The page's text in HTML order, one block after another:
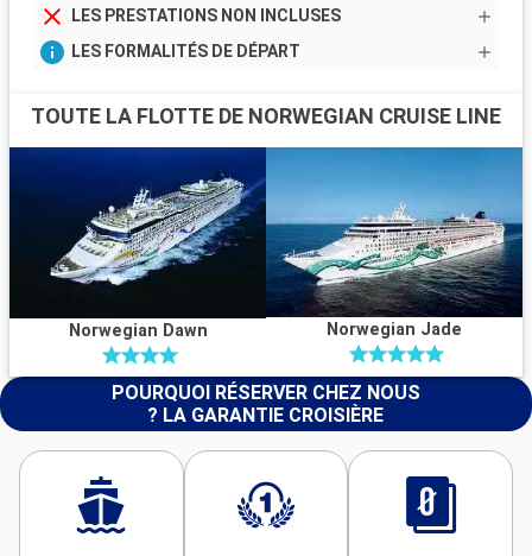
LES PRESTATIONS NON INCLUSES
LES FORMALITÉS DE DÉPART
TOUTE LA FLOTTE DE NORWEGIAN CRUISE LINE
Norwegian Dawn Norwegian Jade
POURQUOI RÉSERVER CHEZ NOUS
? LA GARANTIE CROISIÈRE